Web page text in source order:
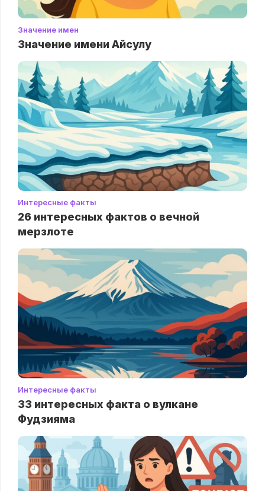
Значение имен
Значение имени Айсулу
Интересные факты
26 интересных фактов о вечной
мерзлоте
Интересные факты
33 интересных факта о вулкане
Фудзияма